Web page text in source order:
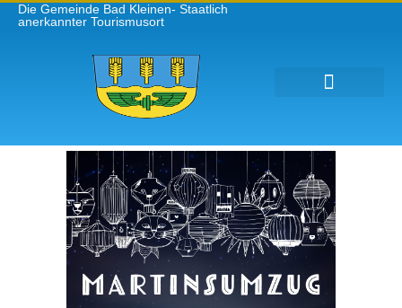
Die Gemeinde Bad Kleinen- Staatlich
anerkannter Tourismusort